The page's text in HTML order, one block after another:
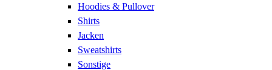
Hoodies & Pullover
Shirts
Jacken
Sweatshirts
Sonstige